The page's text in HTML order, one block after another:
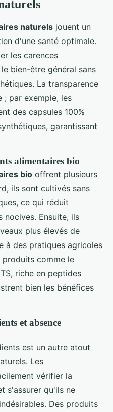
naturels jouent un
d'une santé optimale.
les carences
bien-être général sans
La transparence
; par exemple, les
des capsules 100%
garantissant
alimentaires bio
bio offrent plusieurs
ils sont cultivés sans
ce qui réduit
nocives. Ensuite, ils
plus élevés de
à des pratiques agricoles
produits comme le
riche en peptides
bien les bénéfices
et absence
est un autre atout
Les
vérifier la
s'assurer qu'ils ne
Des produits